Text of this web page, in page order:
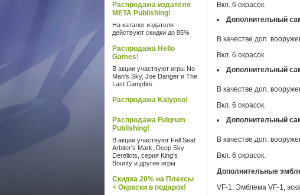
Распродажа издателя
META Publishing!
На каталог издателя
действуют скидки до 85%
Распродажа Hello
Games!
В акции участвуют игры No
Man's Sky, Joe Danger и The
Last Campfire
Распродажа Kalypso!
Распродажа Fulqrum
Publishing!
В акции участвуют Fell Seal:
Arbiter's Mark, Deep Sky
Derelicts, серия King's
Bounty и другие игры
Скидка 20% на Плексы
+ Окраски в подарок!
Вкл. 6 окрасок.
Дополнительный
В качестве доп.
Вкл. 6 окрасок.
Дополнительный
В качестве доп.
Вкл. 6 окрасок.
Дополнительный
В качестве доп.
Вкл. 6 окрасок.
Дополнительные
VF-1: Эмблема VF-1,